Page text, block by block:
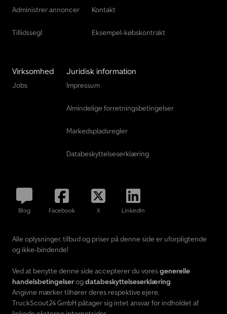
Administrer annoncer
Tillidssegl
Kontakt
Eksempel-købskontrakt
Virksomhed
Jobs
Juridisk information
Impressum
Almindelige forretningsbetingelser
Markedspladsregler
Databeskyttelseserklæring
Blog Facebook X LinkedIn
Alle oplysninger, tilbud og priser på denne side er uforpligtende
og ikke-bindende!
Ved at benytte denne side accepterer du voresgenerelle
handelsbetingelserogdatabeskyttelseserklæring.
Angivne mærker tilhører deres respektive ejere.
TruckScout24 GmbH påtager sig intet ansvar for indholdet af